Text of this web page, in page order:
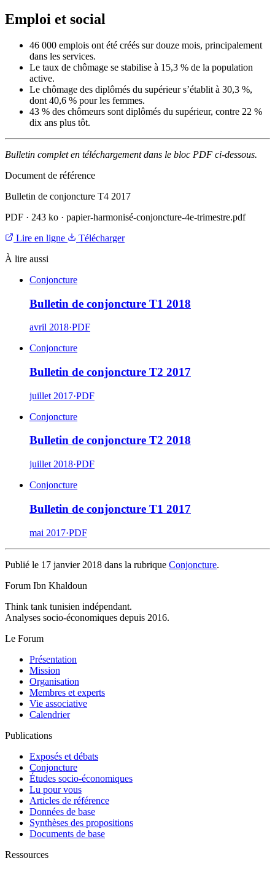
Emploi et social
46 000 emplois ont été créés sur douze mois, principalement
dans les services.
Le taux de chômage se stabilise à 15,3 % de la population
active.
Le chômage des diplômés du supérieur s’établit à 30,3 %,
dont 40,6 % pour les femmes.
43 % des chômeurs sont diplômés du supérieur, contre 22 %
dix ans plus tôt.
Bulletin complet en téléchargement dans le bloc PDF ci-dessous.
Document de référence
Bulletin de conjoncture T4 2017
PDF · 243 ko · papier-harmonisé-conjoncture-4e-trimestre.pdf
Lire en ligne
Télécharger
À lire aussi
Conjoncture
Bulletin de conjoncture T1 2018
avril 2018·PDF
Conjoncture
Bulletin de conjoncture T2 2017
juillet 2017·PDF
Conjoncture
Bulletin de conjoncture T2 2018
juillet 2018·PDF
Conjoncture
Bulletin de conjoncture T1 2017
mai 2017·PDF
Publié le 17 janvier 2018 dans la rubrique Conjoncture.
Forum Ibn Khaldoun
Think tank tunisien indépendant.
Analyses socio-économiques depuis 2016.
Le Forum
Présentation
Mission
Organisation
Membres et experts
Vie associative
Calendrier
Publications
Exposés et débats
Conjoncture
Études socio-économiques
Lu pour vous
Articles de référence
Données de base
Synthèses des propositions
Documents de base
Ressources